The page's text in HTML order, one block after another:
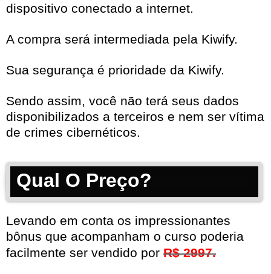
dispositivo conectado a internet.
A compra será intermediada pela Kiwify.
Sua segurança é prioridade da Kiwify.
Sendo assim, você não terá seus dados
disponibilizados a terceiros e nem ser vítima
de crimes cibernéticos.
Qual O Preço?
Levando em conta os impressionantes
bônus que acompanham o curso poderia
facilmente ser vendido por R$ 2997.